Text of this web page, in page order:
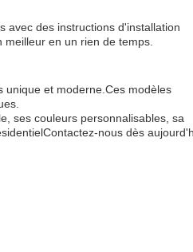
avec des instructions d'installation
en un rien de temps.
unique et moderne.Ces modèles
ses couleurs personnalisables, sa
nous dès